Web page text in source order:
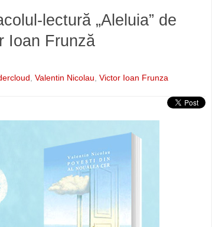
lectură „Aleluia” de
Ioan Frunză
Valentin Nicolau Victor Ioan Frunza